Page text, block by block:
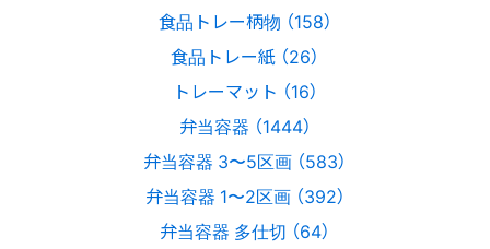
食品トレー柄物 （158）
食品トレー紙 （26）
トレーマット （16）
弁当容器 （1444）
弁当容器 3〜5区画 （583）
弁当容器 1〜2区画 （392）
弁当容器 多仕切 （64）